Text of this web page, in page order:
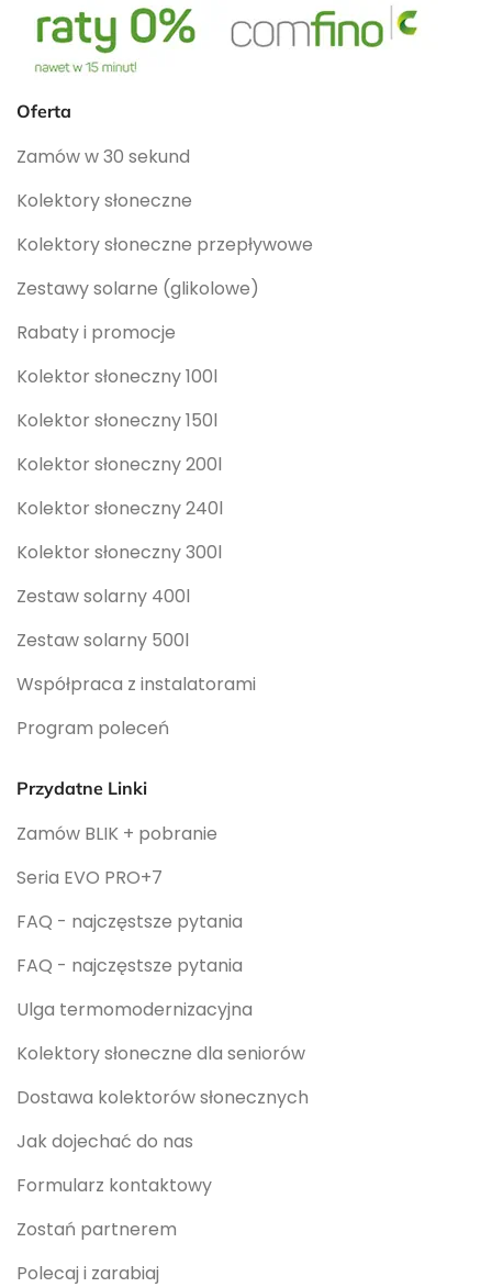
Oferta
Zamów w 30 sekund
Kolektory słoneczne
Kolektory słoneczne przepływowe
Zestawy solarne (glikolowe)
Rabaty i promocje
Kolektor słoneczny 100l
Kolektor słoneczny 150l
Kolektor słoneczny 200l
Kolektor słoneczny 240l
Kolektor słoneczny 300l
Zestaw solarny 400l
Zestaw solarny 500l
Współpraca z instalatorami
Program poleceń
Przydatne Linki
Zamów BLIK + pobranie
Seria EVO PRO+7
FAQ - najczęstsze pytania
FAQ - najczęstsze pytania
Ulga termomodernizacyjna
Kolektory słoneczne dla seniorów
Dostawa kolektorów słonecznych
Jak dojechać do nas
Formularz kontaktowy
Zostań partnerem
Polecaj i zarabiaj